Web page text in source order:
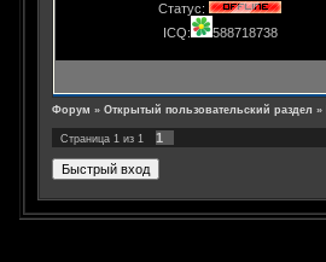
Статус:
ICQ:
588718738
Форум » Открытый пользовательский раздел »
Страница 1 из 1 1